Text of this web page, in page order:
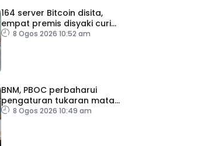
164 server Bitcoin disita,
empat premis disyaki curi
elektrik
8 Ogos 2026 10:52 am
BNM, PBOC perbaharui
pengaturan tukaran mata
wang hingga 2031
8 Ogos 2026 10:49 am